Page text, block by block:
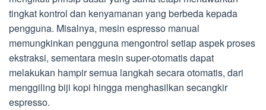
tingkat kontrol dan kenyamanan yang berbeda kepada
pengguna. Misalnya, mesin espresso manual
memungkinkan pengguna mengontrol setiap aspek proses
ekstraksi, sementara mesin super-otomatis dapat
melakukan hampir semua langkah secara otomatis, dari
menggiling biji kopi hingga menghasilkan secangkir
espresso.